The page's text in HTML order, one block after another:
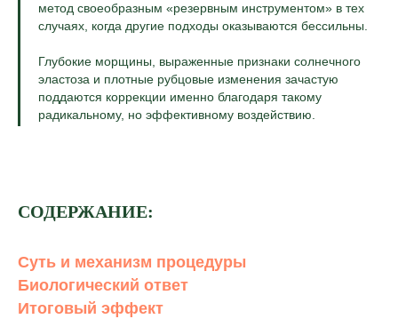
метод своеобразным «резервным инструментом» в тех
случаях, когда другие подходы оказываются бессильны.
Глубокие морщины, выраженные признаки солнечного
эластоза и плотные рубцовые изменения зачастую
поддаются коррекции именно благодаря такому
радикальному, но эффективному воздействию.
СОДЕРЖАНИЕ:
Суть и механизм процедуры
Биологический ответ
Итоговый эффект